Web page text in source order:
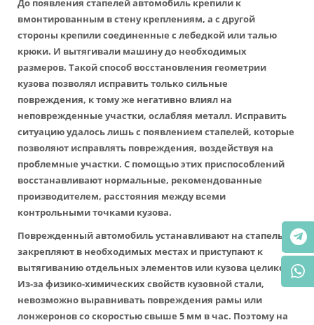
До появления стапелей автомобиль крепили к
вмонтированным в стену креплениям, а с другой
стороны крепили соединенные с лебедкой или талью
крюки. И вытягивали машину до необходимых
размеров. Такой способ восстановления геометрии
кузова позволял исправить только сильные
повреждения, к тому же негативно влиял на
неповрежденные участки, ослабляя металл. Исправить
ситуацию удалось лишь с появлением стапелей, которые
позволяют исправлять повреждения, воздействуя на
проблемные участки. С помощью этих приспособлений
восстанавливают нормальные, рекомендованные
производителем, расстояния между всеми
контрольными точками кузова.
Поврежденный автомобиль устанавливают на стапель,
закрепляют в необходимых местах и приступают к
вытягиванию отдельных элементов или кузова целиком.
Из-за физико-химических свойств кузовной стали,
невозможно выравнивать повреждения рамы или
лонжеронов со скоростью свыше 5 мм в час. Поэтому на